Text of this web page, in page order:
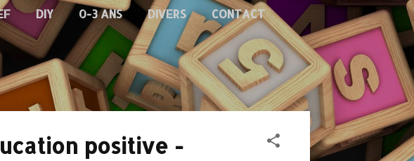
DIY 0-3 ANS DIVERS CONTACT
positive -